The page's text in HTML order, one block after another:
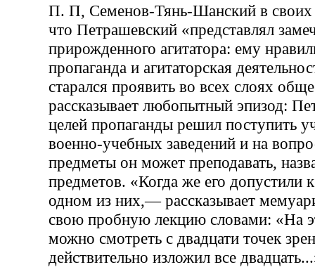
П. П, Семенов-Тянь-Шанский в
что Петрашевский «представлял
прирожденного агитатора: ему
пропаганда и агитаторская
старался проявить во всех слоях
рассказывает любопытный эпизод:
целей пропаганды решил поступить
военно-учебных заведений и на
предметы он может преподавать,
предметов. «Когда же его допустили
одном из них,— рассказывает
свою пробную лекцию словами: «На
можно смотреть с двадцати точек
действительно изложил все